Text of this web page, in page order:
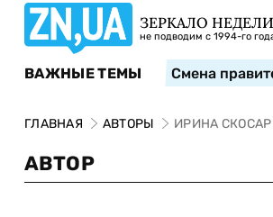
ЗЕРКАЛО НЕДЕЛИ
не подводим с 1994-го
ВАЖНЫЕ ТЕМЫ Смена
ГЛАВНАЯ АВТОРЫ ИРИНА СКОСАР
АВТОР